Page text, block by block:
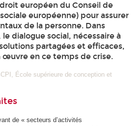
européen du Conseil de
européenne) pour assurer
de la personne. Dans
dialogue social, nécessaire à
partagées et efficaces,
en ce temps de crise.
École supérieure de conception et
de « secteurs d’activités